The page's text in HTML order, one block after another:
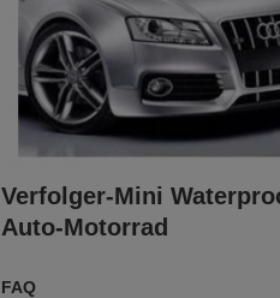
Verfolger-Mini
Auto-Motorrad
FAQ